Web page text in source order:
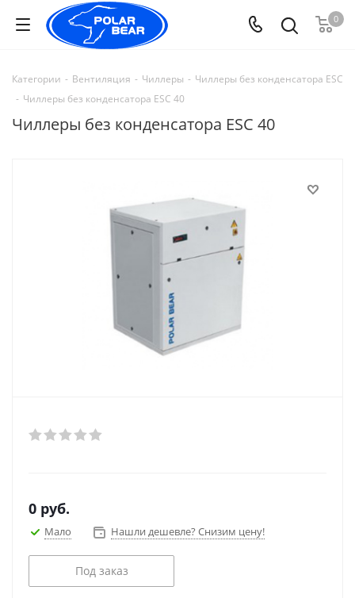
0
Категории - Вентиляция - Чиллеры - Чиллеры без конденсатора ESC
- Чиллеры без конденсатора ESC 40
Чиллеры без конденсатора ESC 40
0 руб.
Мало Нашли дешевле? Снизим цену!
Под заказ